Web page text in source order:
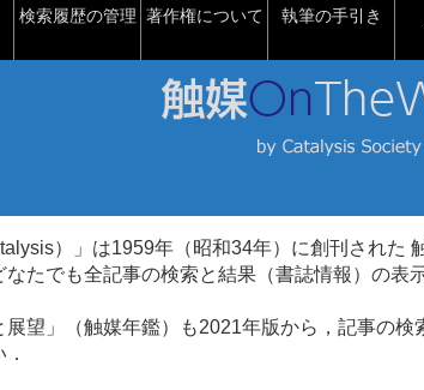
検索履歴の管理 著作権について 執筆の手引き
）」は1959年（昭和34年）に創刊された
なたでも全記事の検索と結果（書誌情報）の
展望」（触媒年鑑）も2021年版から，記事の